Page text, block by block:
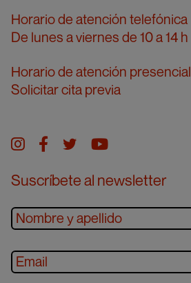
ó
n
e
e
n
Horario de atención telefónica
De lunes a viernes de 10 a 14 h
Horario de atención presencial
Solicitar cita previa
Instagram
facebook
twitteryoutube
Suscríbete al newsletter